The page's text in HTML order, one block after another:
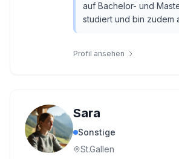
auf Bachelor- und
studiert und bin zudem
Profil ansehen
Sara
Sonstige
St.Gallen